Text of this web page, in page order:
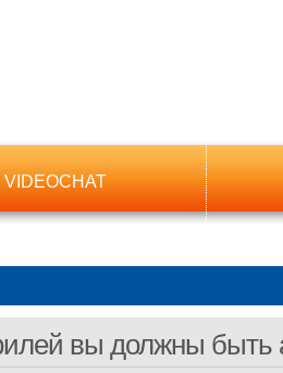
VIDEOCHAT
вы должны быть